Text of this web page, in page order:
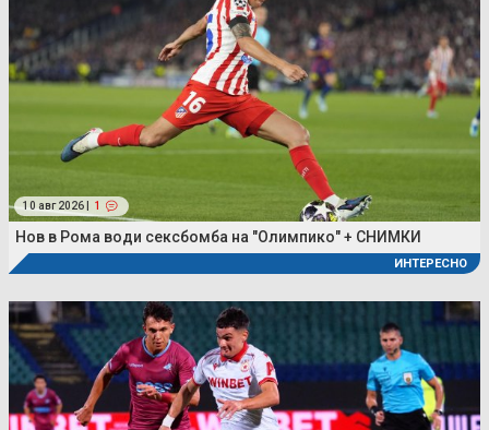
10 авг 2026 | 1
Нов в Рома води сексбомба на "Олимпико" + СНИМКИ
ИНТЕРЕСНО